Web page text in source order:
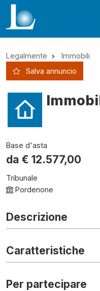
Legalmente
Immobili
Salva annuncio
Base d'asta
da € 12.577,00
Tribunale
Pordenone
Descrizione
Caratteristiche
Per partecipare